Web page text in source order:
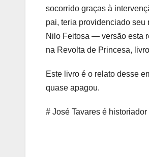
socorrido graças à
pai, teria providenciado seu
Nilo Feitosa — versão esta
na Revolta de Princesa,
Este livro é o relato desse
quase apagou.
# José Tavares é